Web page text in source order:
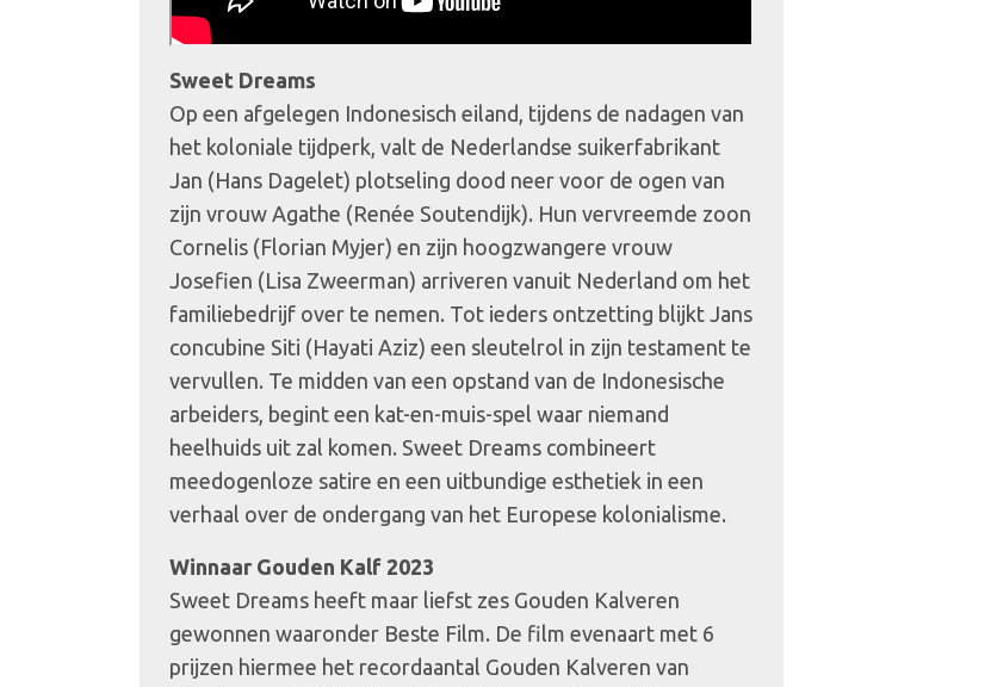
Sweet Dreams
Op een afgelegen Indonesisch eiland, tijdens de nadagen van
het koloniale tijdperk, valt de Nederlandse suikerfabrikant
Jan (Hans Dagelet) plotseling dood neer voor de ogen van
zijn vrouw Agathe (Renée Soutendijk). Hun vervreemde zoon
Cornelis (Florian Myjer) en zijn hoogzwangere vrouw
Josefien (Lisa Zweerman) arriveren vanuit Nederland om het
familiebedrijf over te nemen. Tot ieders ontzetting blijkt Jans
concubine Siti (Hayati Aziz) een sleutelrol in zijn testament te
vervullen. Te midden van een opstand van de Indonesische
arbeiders, begint een kat-en-muis-spel waar niemand
heelhuids uit zal komen. Sweet Dreams combineert
meedogenloze satire en een uitbundige esthetiek in een
verhaal over de ondergang van het Europese kolonialisme.
Winnaar Gouden Kalf 2023
Sweet Dreams heeft maar liefst zes Gouden Kalveren
gewonnen waaronder Beste Film. De film evenaart met 6
prijzen hiermee het recordaantal Gouden Kalveren van